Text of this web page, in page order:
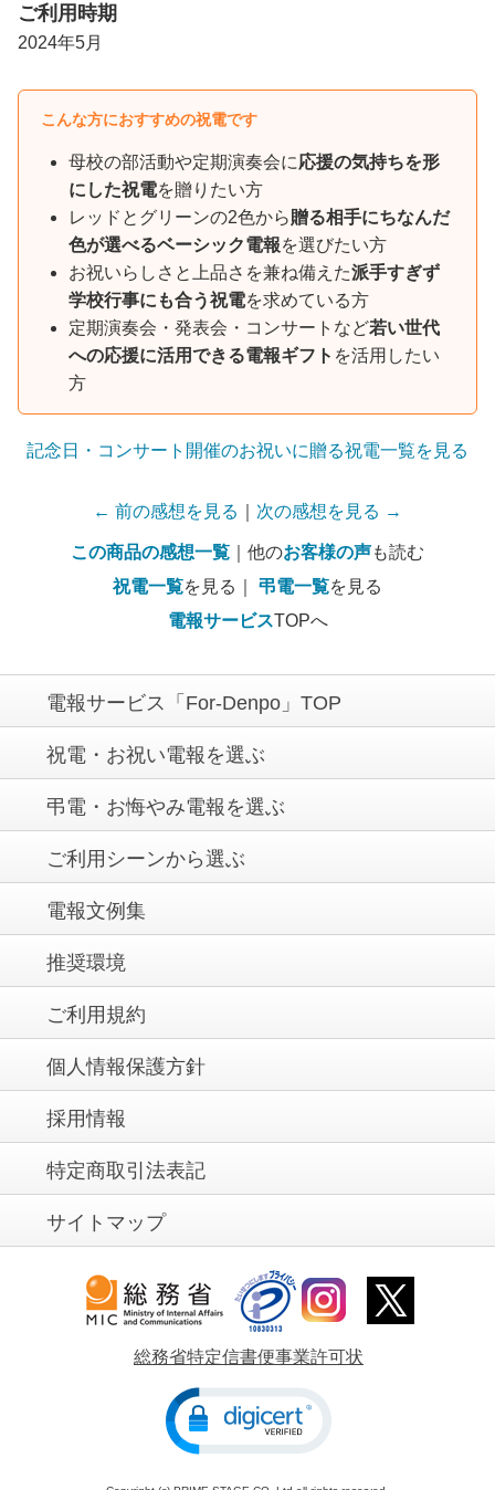
ご利用時期
2024年5月
こんな方におすすめの祝電です
母校の部活動や定期演奏会に応援の気持ちを形
にした祝電を贈りたい方
レッドとグリーンの2色から贈る相手にちなんだ
色が選べるベーシック電報を選びたい方
お祝いらしさと上品さを兼ね備えた派手すぎず
学校行事にも合う祝電を求めている方
定期演奏会・発表会・コンサートなど若い世代
への応援に活用できる電報ギフト を活用したい
方
記念日・コンサート開催のお祝いに贈る祝電一覧を見る
← 前の感想を見る 次の感想を見る →
この商品の感想一覧 ｜他のお客様の声も読む
祝電一覧を見る｜ 弔電一覧を見る
電報サービスTOPへ
電報サービス「For-Denpo」TOP
祝電・お祝い電報を選ぶ
弔電・お悔やみ電報を選ぶ
ご利用シーンから選ぶ
電報文例集
推奨環境
ご利用規約
個人情報保護方針
採用情報
特定商取引法表記
サイトマップ
総務省特定信書便事業許可状